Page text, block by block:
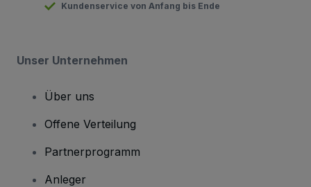
Kundenservice von Anfang bis Ende
Unser Unternehmen
Über uns
Offene Verteilung
Partnerprogramm
Anleger